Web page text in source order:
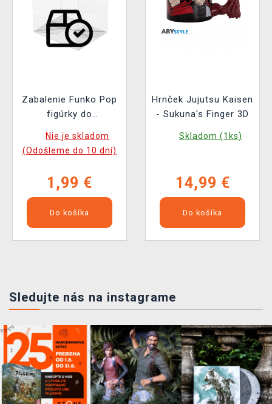
Zabalenie Funko Pop
figúrky do
(pre štandardnú
veľkosť Funko Pop!)
Nie je skladom
(Odošleme do 10 dní)
1,99 €
Do košíka
Hrnček Jujutsu Kaisen
- Sukuna's Finger 3D
Skladom (1ks)
14,99 €
Do košíka
Sledujte nás na instagrame